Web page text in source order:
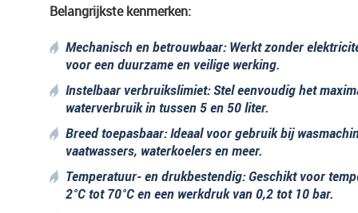
Belangrijkste kenmerken:
Mechanisch en betrouwbaar:Werkt zonder
voor een duurzame en veilige werking.
Instelbaar verbruikslimiet:Stel eenvoudig het
waterverbruik in tussen 5 en 50 liter.
Breed toepasbaar:Ideaal voor gebruik bij
vaatwassers, waterkoelers en meer.
Temperatuur- en drukbestendig:Geschikt voor
2°C tot 70°C en een werkdruk van 0,2 tot 10 bar.